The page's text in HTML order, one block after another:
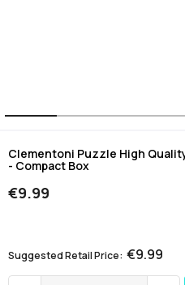
to
the
beginning
of
gallery
Clementoni Puzzle High
- Compact Box
€9.99
Suggested Retail Price €9.99